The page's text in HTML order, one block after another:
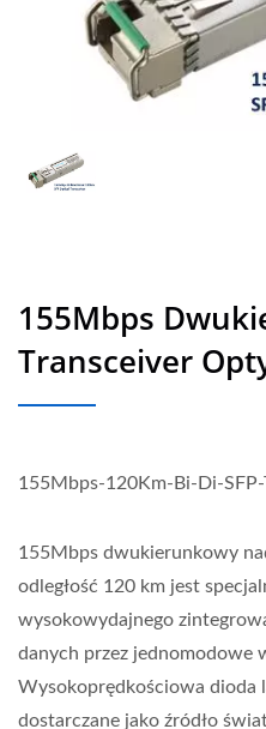
155Mbps
Transceiver
155Mbps-120Km-Bi-Di-SFP-
155Mbps dwukierunkowy
odległość 120 km jest
wysokowydajnego
danych przez jednomodowe
Wysokoprędkościowa dioda
dostarczane jako źródło